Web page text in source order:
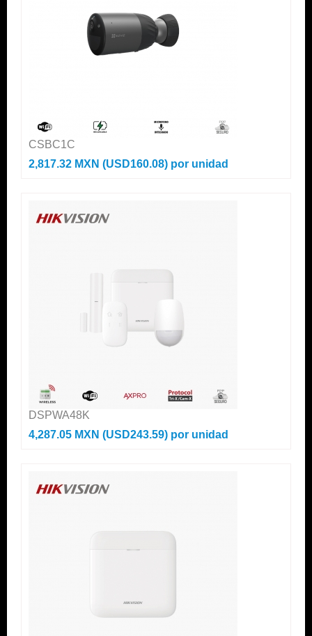
CSBC1C
2,817.32 MXN (USD160.08) por unidad
DSPWA48K
4,287.05 MXN (USD243.59) por unidad